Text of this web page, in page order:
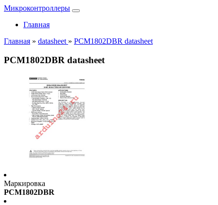
Микроконтроллеры
Главная
Главная » datasheet » PCM1802DBR datasheet
PCM1802DBR datasheet
Маркировка
PCM1802DBR